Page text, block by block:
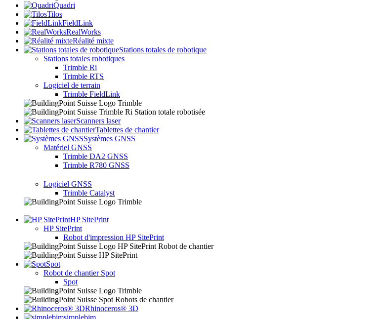
Quadri
Tilos
FieldLink
RealWorks
Réalité mixte
Stations totales de robotique
Stations totales robotiques
Trimble Ri
Trimble RTS
Logiciel de terrain
Trimble FieldLink
Scanners laser
Tablettes de chantier
Systèmes GNSS
Matériel GNSS
Trimble DA2 GNSS
Trimble R780 GNSS
Logiciel GNSS
Trimble Catalyst
HP SitePrint
HP SitePrint
Robot d'impression HP SitePrint
Spot
Robot de chantier Spot
Spot
Rhinoceros® 3D
simplebim